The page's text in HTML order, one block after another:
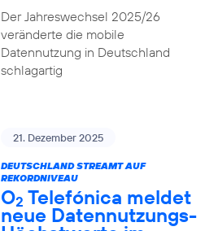
Der Jahreswechsel 2025/26
veränderte die mobile
Datennutzung in Deutschland
schlagartig
21. Dezember 2025
DEUTSCHLAND STREAMT AUF
REKORDNIVEAU
O2 Telefónica meldet
neue Datennutzungs-